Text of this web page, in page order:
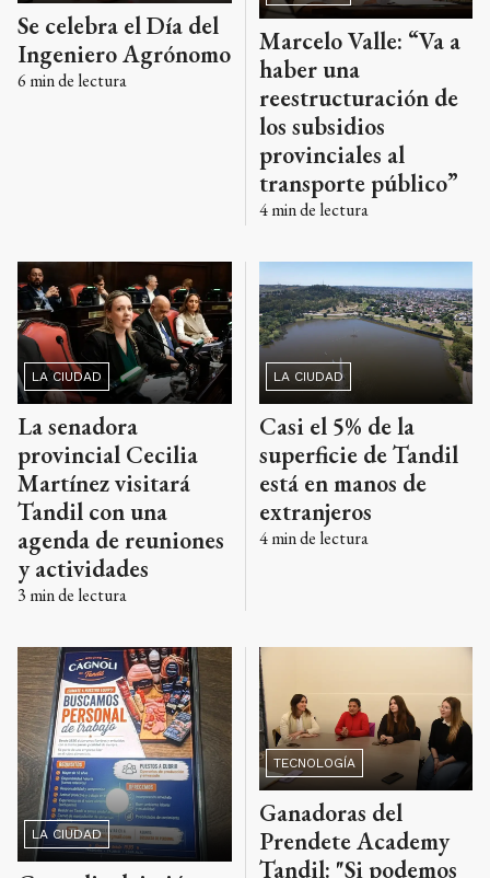
Se celebra el Día del
Ingeniero Agrónomo
6 min de lectura
Marcelo Valle: “Va a
haber una
reestructuración de
los subsidios
provinciales al
transporte público”
4min de lectura
LA CIUDAD
La senadora
provincial Cecilia
Martínez visitará
Tandil con una
agenda de reuniones
y actividades
3 min de lectura
LA CIUDAD
Casi el 5% de la
superficie de Tandil
está en manos de
extranjeros
4min de lectura
LA CIUDAD
TECNOLOGÍA
Ganadoras del
Prendete Academy
Tandil: "Si podemos